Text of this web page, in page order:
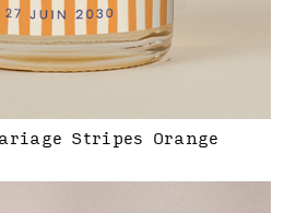
Stripes Orange